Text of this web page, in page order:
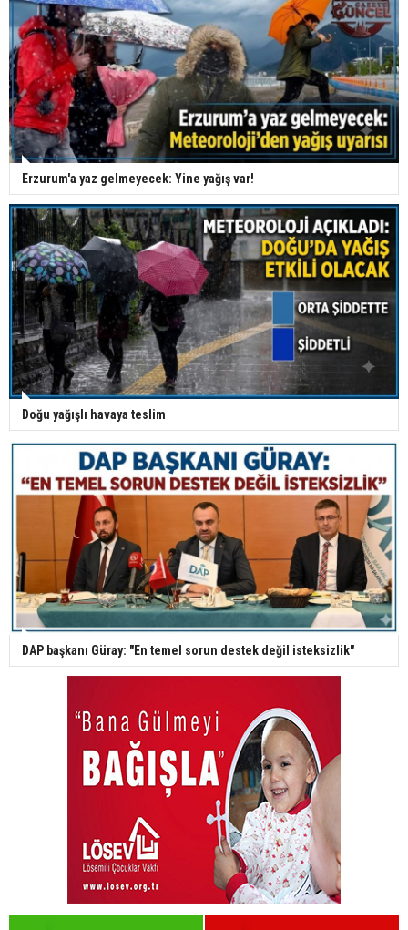
Erzurum'a yaz gelmeyecek: Yine yağış var!
Doğu yağışlı havaya teslim
DAP başkanı Güray: "En temel sorun destek değil isteksizlik"